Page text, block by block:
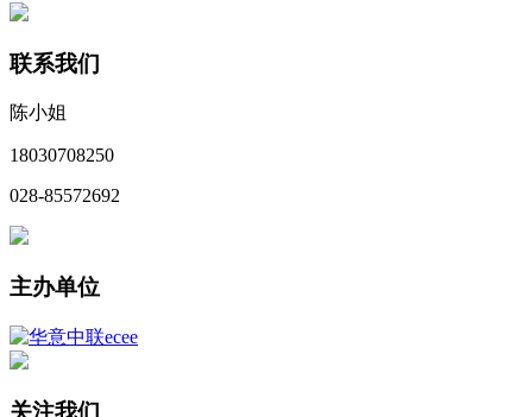
联系我们
陈小姐
18030708250
028-85572692
主办单位
关注我们